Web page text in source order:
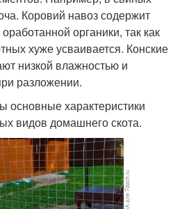
Коровий навоз содержит
органики, так как
хуже усваивается. Конские
низкой влажностью и
разложении.
основные характеристики
видов домашнего скота.